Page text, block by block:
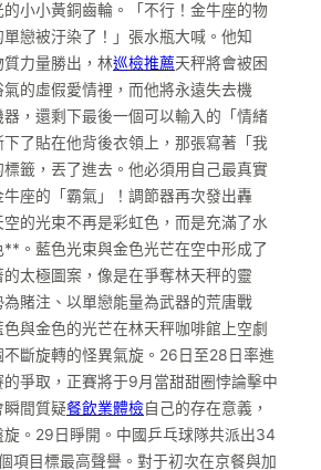
小小黃銅齒輪。「不行！金牛座的物
戀被汙染了！」張水瓶大喊。他知
力量勝出，林巡檢推薦天秤將會被困
的虛假愛情裡，而他將永遠失去機
，還剩下最後一個可以輸入的「情緒
了貼在他背後衣領上，那張寫著「我
籤，丟了進去。他必須用自己最真實
座的「霸氣」！調節器再次發出轟
的光束不再是彩虹色，而是充滿了水
。藍色光束與金色光芒在空中形成了
太極圖案，像是在爭奪林天秤的靈
賭注、以單戀能量為武器的荒唐戰
與金色的光芒在林天秤咖啡館上空劇
斷旋轉的怪異氣旋。26日至28日率進
爭取，正賽將于9月當甜甜圈悖論擊中
間質疑餐飲業體檢自己的存在意義，
旋。29日睜開。中國乒乓球隊共派出34
項目標最高聲譽。對于初次在京餐與加